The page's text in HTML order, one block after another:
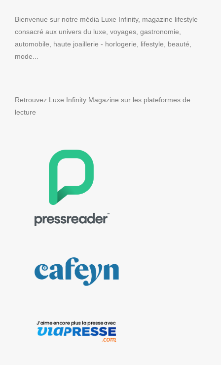
Bienvenue sur notre média Luxe Infinity, magazine lifestyle
consacré aux univers du luxe, voyages, gastronomie,
automobile, haute joaillerie - horlogerie, lifestyle, beauté,
mode...
Retrouvez Luxe Infinity Magazine sur les plateformes de
lecture